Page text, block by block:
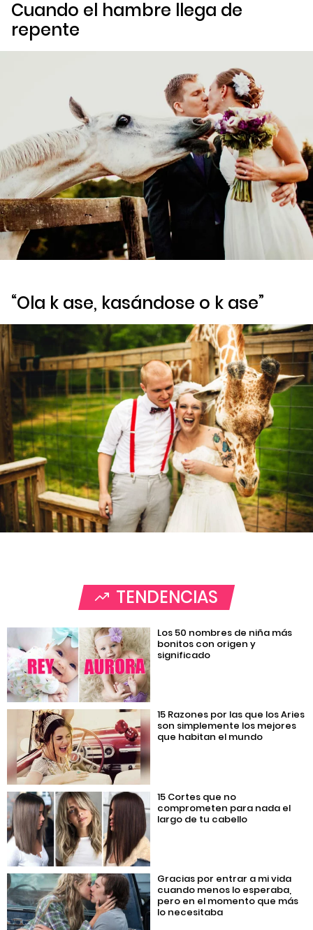
Cuando el hambre llega de
repente
“Ola k ase, kasándose o k ase”
TENDENCIAS
Los 50 nombres de niña más
bonitos con origen y
significado
15 Razones por las que los Aries
son simplemente los mejores
que habitan el mundo
15 Cortes que no
comprometen para nada el
largo de tu cabello
Gracias por entrar a mi vida
cuando menos lo esperaba,
pero en el momento que más
lo necesitaba